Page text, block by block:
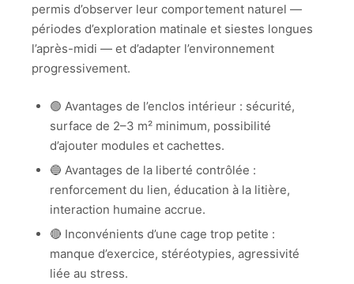
permis d’observer leur comportement naturel —
périodes d’exploration matinale et siestes longues
l’après-midi — et d’adapter l’environnement
progressivement.
🟢 Avantages de l’enclos intérieur : sécurité,
surface de 2–3 m² minimum, possibilité
d’ajouter modules et cachettes.
🔵 Avantages de la liberté contrôlée :
renforcement du lien, éducation à la litière,
interaction humaine accrue.
🔴 Inconvénients d’une cage trop petite :
manque d’exercice, stéréotypies, agressivité
liée au stress.